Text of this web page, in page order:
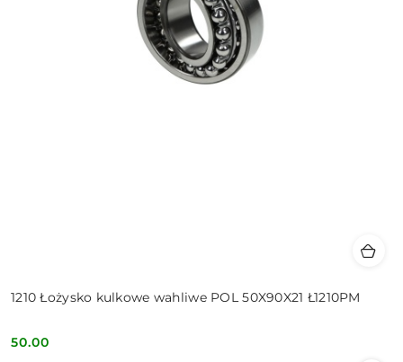
1210 Łożysko kulkowe wahliwe POL 50X90X21 Ł1210PM
Cena:
50.00